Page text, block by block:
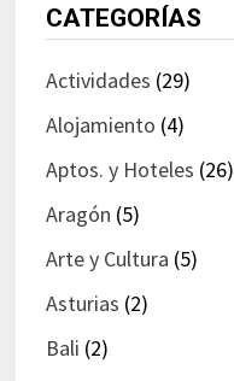
CATEGORÍAS
Actividades (29)
Alojamiento (4)
Aptos. y Hoteles (26)
Aragón (5)
Arte y Cultura (5)
Asturias (2)
Bali (2)